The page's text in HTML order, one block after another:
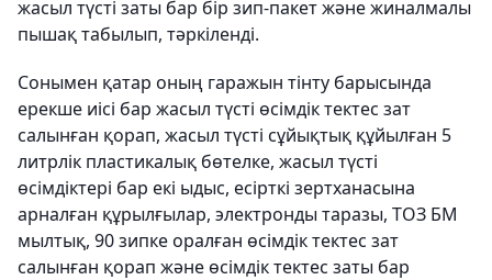
жасыл түсті заты бар бір зип-пакет және жиналмалы
пышақ табылып, тәркіленді.
Сонымен қатар оның гаражын тінту барысында
ерекше иісі бар жасыл түсті өсімдік тектес зат
салынған қорап, жасыл түсті сұйықтық құйылған 5
литрлік пластикалық бөтелке, жасыл түсті
өсімдіктері бар екі ыдыс, есірткі зертханасына
арналған құрылғылар, электронды таразы, ТОЗ БМ
мылтық, 90 зипке оралған өсімдік тектес зат
салынған қорап және өсімдік тектес заты бар